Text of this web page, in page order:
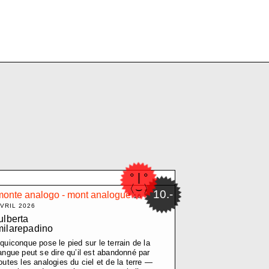
CEMENTO-MÜLLER PLINIO-NATALE
analogo - mont analogue 16
2026
pose le pied sur le terrain de la
peut se dire qu’il est abandonné par
les analogies du ciel et de la terre —
10.-
° | °
〈⌣〉